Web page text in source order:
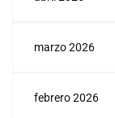
marzo 2026
febrero 2026